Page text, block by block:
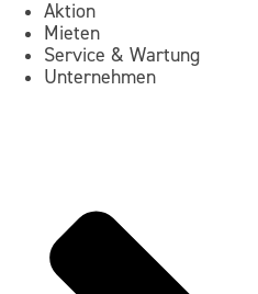
Aktion
Mieten
Service & Wartung
Unternehmen